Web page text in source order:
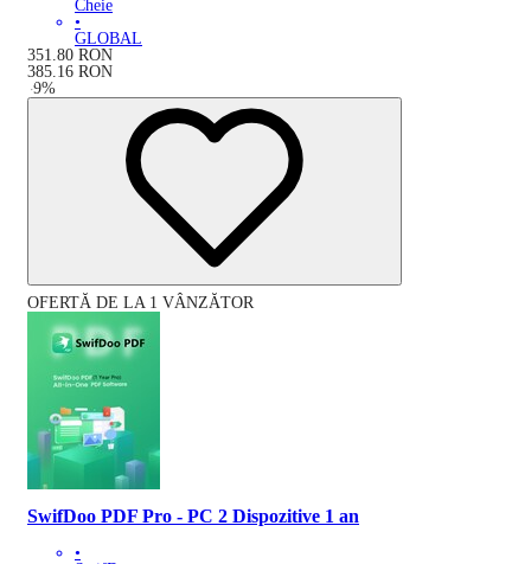
Cheie
•
GLOBAL
351.80 RON
385.16 RON
-9%
OFERTĂ DE LA 1 VÂNZĂTOR
SwifDoo PDF Pro - PC 2 Dispozitive 1 an
•